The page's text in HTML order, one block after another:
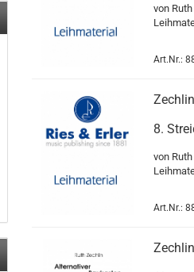
von
Art.Nr.:
8.
von
Art.Nr.: